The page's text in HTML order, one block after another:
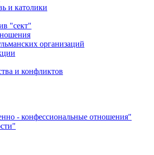
и католики
"сект"
организаций
и конфликтов
- конфессиональные отношения"